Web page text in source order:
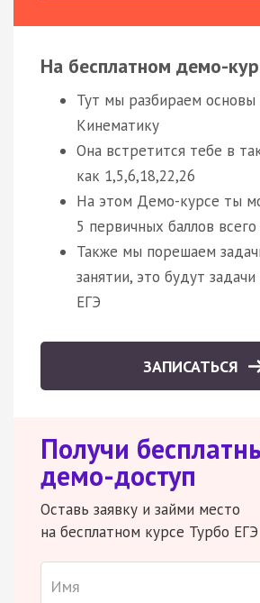
На бесплатном демо-
Тут мы разбираем
Кинематику
Она встретится тебе в
как 1,5,6,18,22,26
На этом Демо-курсе ты
5 первичных баллов всего
Также мы порешаем
занятии, это будут
ЕГЭ
ЗАПИСАТЬСЯ
Получи
демо-доступ
Оставь заявку и займи место
на бесплатном курсе Турбо ЕГЭ